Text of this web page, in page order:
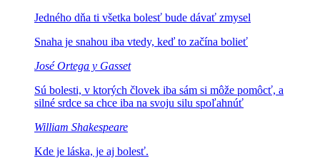
Jedného dňa ti všetka bolesť bude dávať zmysel
Snaha je snahou iba vtedy, keď to začína bolieť
José Ortega y Gasset
Sú bolesti, v ktorých človek iba sám si môže pomôcť, a
silné srdce sa chce iba na svoju silu spoľahnúť
William Shakespeare
Kde je láska, je aj bolesť.